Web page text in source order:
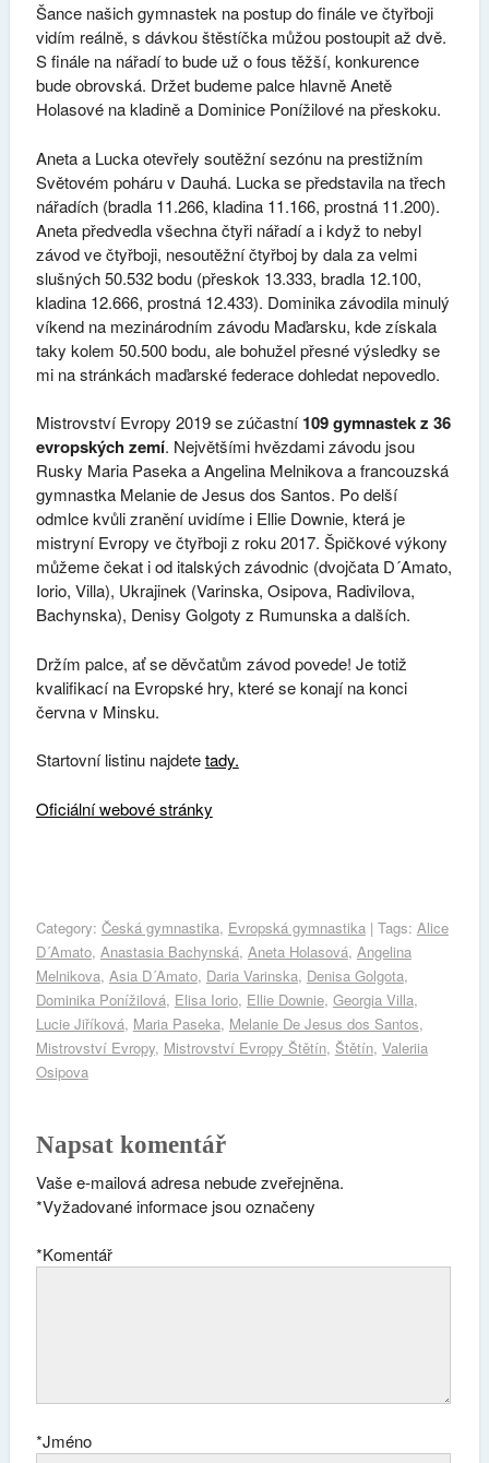
Šance našich gymnastek na postup do finále ve čtyřboji
vidím reálně, s dávkou štěstíčka můžou postoupit až dvě.
S finále na nářadí to bude už o fous těžší, konkurence
bude obrovská. Držet budeme palce hlavně Anetě
Holasové na kladině a Dominice Ponížilové na přeskoku.
Aneta a Lucka otevřely soutěžní sezónu na prestižním
Světovém poháru v Dauhá. Lucka se představila na třech
nářadích (bradla 11.266, kladina 11.166, prostná 11.200).
Aneta předvedla všechna čtyři nářadí a i když to nebyl
závod ve čtyřboji, nesoutěžní čtyřboj by dala za velmi
slušných 50.532 bodu (přeskok 13.333, bradla 12.100,
kladina 12.666, prostná 12.433). Dominika závodila minulý
víkend na mezinárodním závodu Maďarsku, kde získala
taky kolem 50.500 bodu, ale bohužel přesné výsledky se
mi na stránkách maďarské federace dohledat nepovedlo.
Mistrovství Evropy 2019 se zúčastní109 gymnastek z 36
evropských zemí. Největšími hvězdami závodu jsou
Rusky Maria Paseka a Angelina Melnikova a francouzská
gymnastka Melanie de Jesus dos Santos. Po delší
odmlce kvůli zranění uvidíme i Ellie Downie, která je
mistryní Evropy ve čtyřboji z roku 2017. Špičkové výkony
můžeme čekat i od italských závodnic (dvojčata D´Amato,
Iorio, Villa), Ukrajinek (Varinska, Osipova, Radivilova,
Bachynska), Denisy Golgoty z Rumunska a dalších.
Držím palce, ať se děvčatům závod povede! Je totiž
kvalifikací na Evropské hry, které se konají na konci
června v Minsku.
Startovní listinu najdetetady.
Oficiální webové stránky
Category: Česká gymnastika, Evropská gymnastika| Tags: Alice
D´Amato, Anastasia Bachynská, Aneta Holasová, Angelina
Melnikova, Asia D´Amato, Daria Varinska, Denisa Golgota,
Dominika Ponížilová, Elisa Iorio, Ellie Downie, Georgia Villa,
Lucie Jiříková, Maria Paseka, Melanie De Jesus dos Santos,
Mistrovství Evropy, Mistrovství Evropy Štětín, Štětín, Valeriia
Osipova
Napsat komentář
Vaše e-mailová adresa nebude zveřejněna.
Vyžadované informace jsou označeny
*
Komentář
*
Jméno
*